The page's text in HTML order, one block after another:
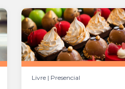
Livre | Presencial